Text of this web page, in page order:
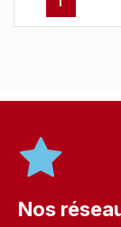
Nos